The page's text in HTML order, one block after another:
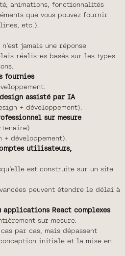
animations, fonctionnalités
que vous pouvez fournir
etc.).
jamais une réponse
réalistes basés sur les types
fournies
design assisté par IA
+ développement).
sur mesure
développement).
utilisateurs,
est construite sur un site
peuvent étendre le délai à
React complexes
sur mesure.
par cas, mais dépassent
initiale et la mise en